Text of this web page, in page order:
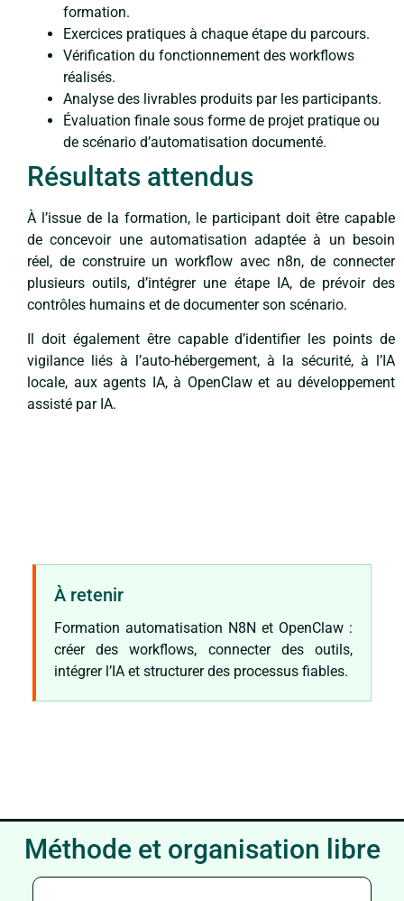
formation.
Exercices pratiques à chaque étape du parcours.
Vérification du fonctionnement des workflows
réalisés.
Analyse des livrables produits par les participants.
Évaluation finale sous forme de projet pratique ou
de scénario d’automatisation documenté.
Résultats attendus
À l’issue de la formation, le participant doit être capable
de concevoir une automatisation adaptée à un besoin
réel, de construire un workflow avec n8n, de connecter
plusieurs outils, d’intégrer une étape IA, de prévoir des
contrôles humains et de documenter son scénario.
Il doit également être capable d’identifier les points de
vigilance liés à l’auto-hébergement, à la sécurité, à l’IA
locale, aux agents IA, à OpenClaw et au développement
assisté par IA.
À retenir
Formation automatisation N8N et OpenClaw :
créer des workflows, connecter des outils,
intégrer l’IA et structurer des processus fiables.
Méthode et organisation libre